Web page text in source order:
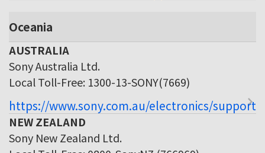
Oceania
AUSTRALIA
Sony Australia Ltd.
Local Toll-Free: 1300-13-SONY(7669)
https://www.sony.com.au/electronics/support
NEW ZEALAND
Sony New Zealand Ltd.